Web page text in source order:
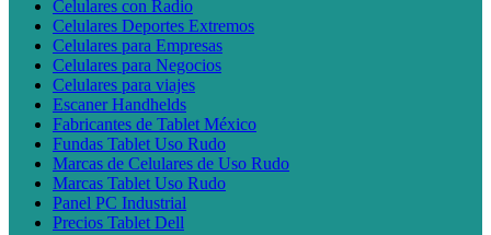
Celulares con Radio
Celulares Deportes Extremos
Celulares para Empresas
Celulares para Negocios
Celulares para viajes
Escaner Handhelds
Fabricantes de Tablet México
Fundas Tablet Uso Rudo
Marcas de Celulares de Uso Rudo
Marcas Tablet Uso Rudo
Panel PC Industrial
Precios Tablet Dell